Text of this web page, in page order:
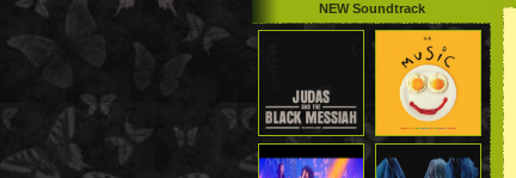
NEW Soundtrack